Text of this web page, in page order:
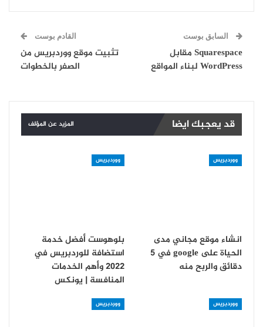
السابق بوست
Squarespace مقابل
WordPress لبناء المواقع
القادم بوست
تثبيت موقع ووردبريس من
الصفر بالخطوات
قد يعجبك ايضا المزيد عن المؤلف
ووردبريس
انشاء موقع مجاني مدى
الحياة على google في 5
دقائق والربح منه
ووردبريس
بلوهوست أفضل خدمة
استضافة للوردبريس في
2022 وأهم الخدمات
المنافسة | يونكس
ووردبريس ووردبريس